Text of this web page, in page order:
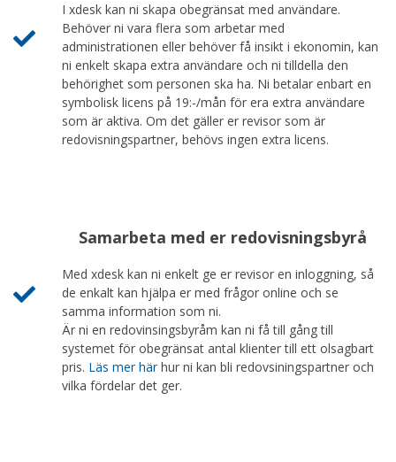
I xdesk kan ni skapa obegränsat med användare.
Behöver ni vara flera som arbetar med
administrationen eller behöver få insikt i ekonomin, kan
ni enkelt skapa extra användare och ni tilldella den
behörighet som personen ska ha. Ni betalar enbart en
symbolisk licens på 19:-/mån för era extra användare
som är aktiva. Om det gäller er revisor som är
redovisningspartner, behövs ingen extra licens.
Samarbeta med er redovisningsbyrå
Med xdesk kan ni enkelt ge er revisor en inloggning, så
de enkalt kan hjälpa er med frågor online och se
samma information som ni.
Är ni en redovinsingsbyråm kan ni få till gång till
systemet för obegränsat antal klienter till ett olsagbart
pris. Läs mer härhur ni kan bli redovsiningspartner och
vilka fördelar det ger.